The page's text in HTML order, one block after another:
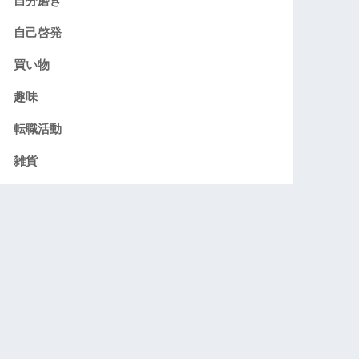
自己啓発
買い物
趣味
転職活動
雑貨